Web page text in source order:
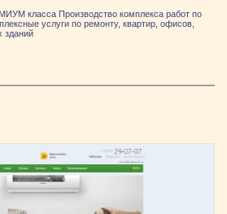
класса Производство комплекса работ по
услуги по ремонту, квартир, офисов,
зданий